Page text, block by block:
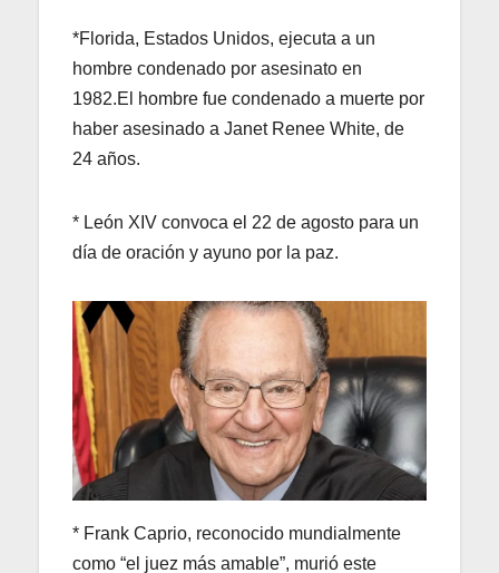
*Florida, Estados Unidos, ejecuta a un
hombre condenado por asesinato en
1982.El hombre fue condenado a muerte por
haber asesinado a Janet Renee White, de
24 años.
* León XIV convoca el 22 de agosto para un
día de oración y ayuno por la paz.
* Frank Caprio, reconocido mundialmente
como “el juez más amable”, murió este